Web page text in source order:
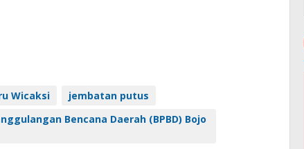
Wicaksi
jembatan putus
Bencana Daerah (BPBD) Bojo